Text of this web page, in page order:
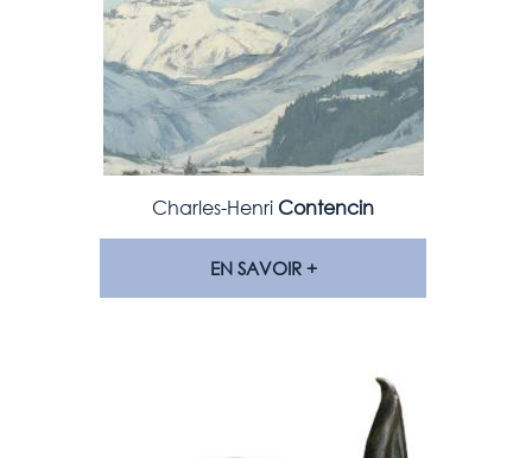
Charles-HenriContencin
EN SAVOIR +